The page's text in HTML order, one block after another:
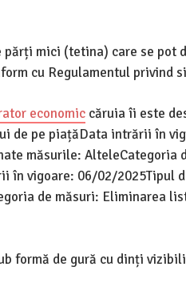
părți mici (tetina) care se pot
cu Regulamentul privind
economic căruia îi este
de pe piațăData intrării în
măsurile: AlteleCategoria
în vigoare: 06/02/2025Tipul
de măsuri: Eliminarea
formă de gură cu dinți